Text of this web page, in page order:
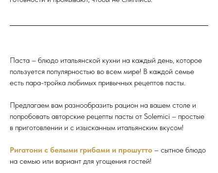
Паста – блюдо итальянской кухни на каждый день, которое
пользуется популярностью во всем мире! В каждой семье
есть пара-тройка любимых привычных рецептов пасты.
Предлагаем вам разнообразить рацион на вашем столе и
попробовать авторские рецепты пасты от Solemici – простые
в приготовлении и с изысканным итальянским вкусом!
Ригатони с белыми грибами и прошутто – сытное блюдо
на семью или вариант для угощения гостей!